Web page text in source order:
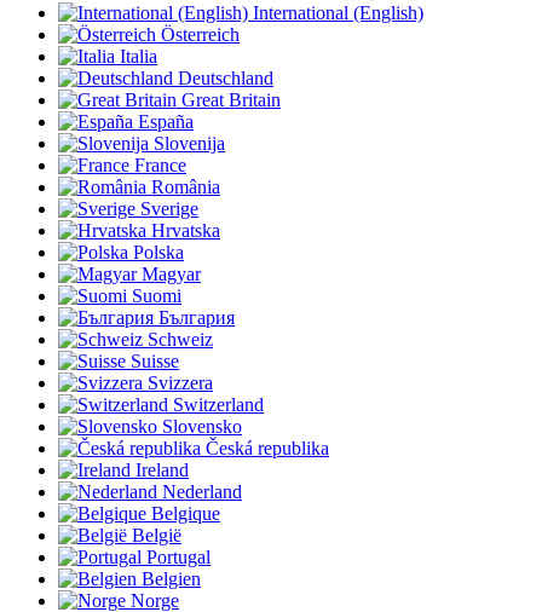
International (English)
Österreich
Italia
Deutschland
Great Britain
España
Slovenija
France
România
Sverige
Hrvatska
Polska
Magyar
Suomi
България
Schweiz
Suisse
Svizzera
Switzerland
Slovensko
Česká republika
Ireland
Nederland
Belgique
België
Portugal
Belgien
Norge